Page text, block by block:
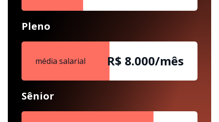
Pleno
média salarial R$ 8.000/mês
Sênior